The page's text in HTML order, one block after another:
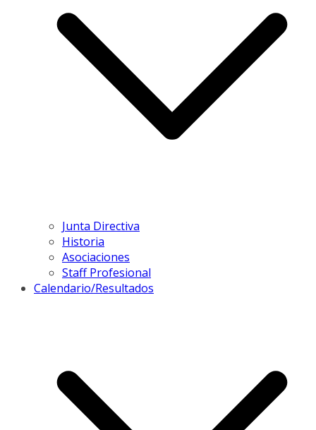
Junta Directiva
Historia
Asociaciones
Staff Profesional
Calendario/Resultados